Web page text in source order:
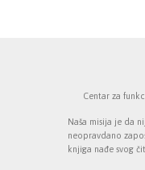
Centar za
Naša misija je da
neopravdano
knjiga nađe svog